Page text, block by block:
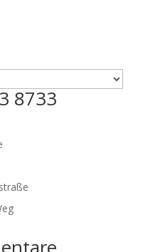
8733